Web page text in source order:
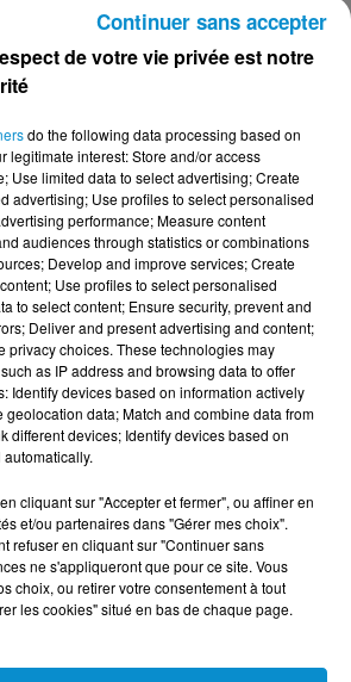
des réactions inatendues
des cadeaux improbables, de
philosophiques, des pièges...
Zinformés - 24/07/26
de votre vie privée est notre
do the following data processing based on
legitimate interest: Store and/or access
Use limited data to select advertising; Create
advertising; Use profiles to select personalised
performance; Measure content
audiences through statistics or combinations
Develop and improve services; Create
Use profiles to select personalised
to select content; Ensure security, prevent and
Deliver and present advertising and content;
privacy choices. These technologies may
as IP address and browsing data to offer
Identify devices based on information actively
geolocation data; Match and combine data from
different devices; Identify devices based on
cliquant sur "Accepter et fermer", ou affiner en
et/ou partenaires dans "Gérer mes choix".
refuser en cliquant sur "Continuer sans
ne s'appliqueront que pour ce site. Vous
choix, ou retirer votre consentement à tout
les cookies" situé en bas de chaque page.
Continuer sans accepter